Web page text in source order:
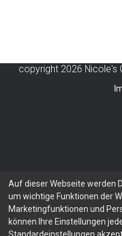
copyright 2026 Nicole's
Auf dieser Webseite werden
um wichtige Funktionen der
Marketingfunktionen und
können Ihre Einstellungen